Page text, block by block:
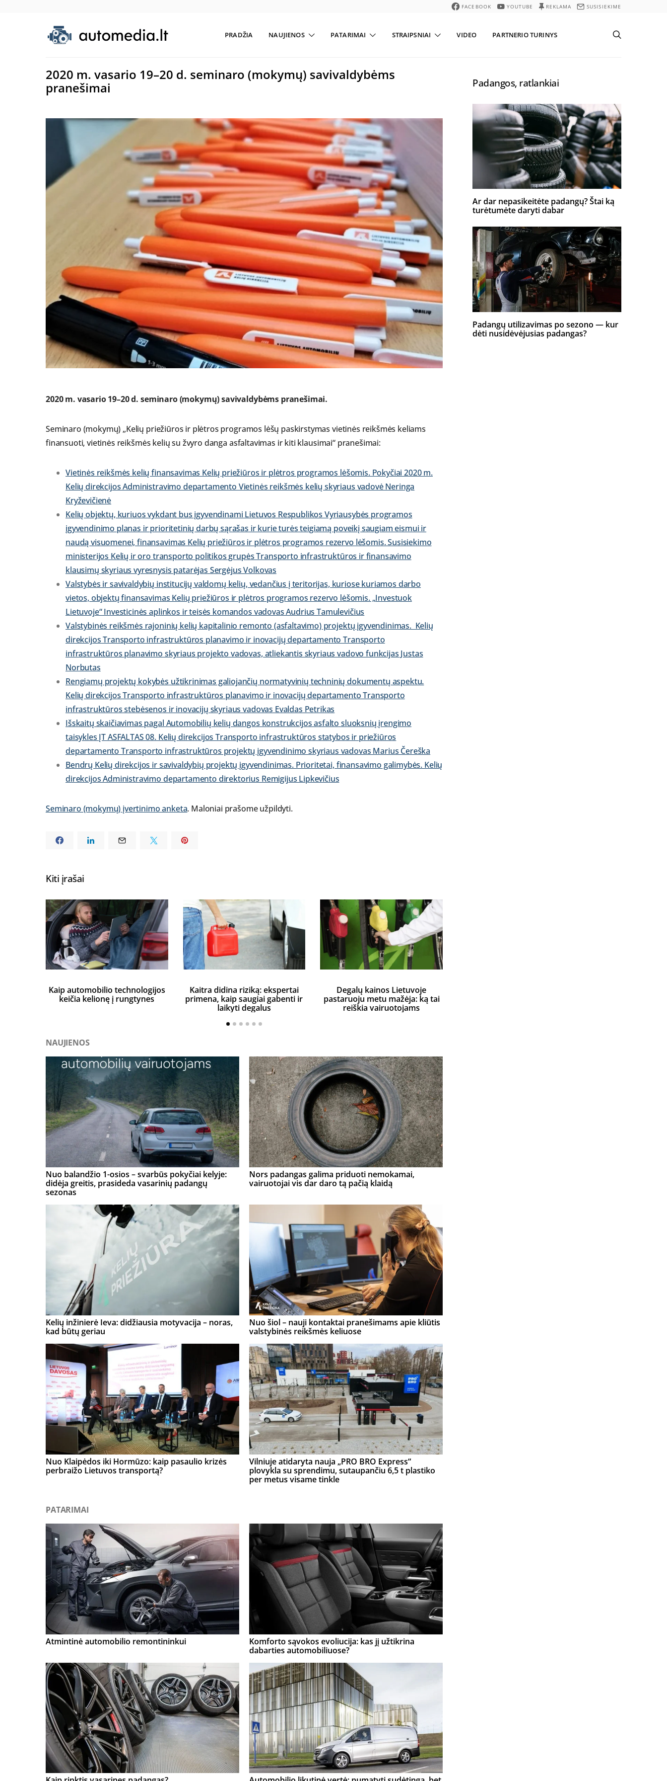
FACEBOOK YOUTUBE REKLAMA SUSISIEKIME
PRADŽIA NAUJIENOS PATARIMAI STRAIPSNIAI VIDEO PARTNERIO TURINYS
2020 m. vasario 19–20 d. seminaro (mokymų) savivaldybėms
pranešimai
2020 m. vasario 19–20 d. seminaro (mokymų) savivaldybėms pranešimai.
Seminaro (mokymų) „Kelių priežiūros ir plėtros programos lėšų paskirstymas vietinės reikšmės keliams
finansuoti, vietinės reikšmės kelių su žvyro danga asfaltavimas ir kiti klausimai“ pranešimai:
Vietinės reikšmės kelių finansavimas Kelių priežiūros ir plėtros programos lėšomis. Pokyčiai 2020 m.
Kelių direkcijos Administravimo departamento Vietinės reikšmės kelių skyriaus vadovė Neringa
Kryževičienė
Kelių objektų, kuriuos vykdant bus įgyvendinami Lietuvos Respublikos Vyriausybės programos
įgyvendinimo planas ir prioritetinių darbų sąrašas ir kurie turės teigiamą poveikį saugiam eismui ir
naudą visuomenei, finansavimas Kelių priežiūros ir plėtros programos rezervo lėšomis. Susisiekimo
ministerijos Kelių ir oro transporto politikos grupės Transporto infrastruktūros ir finansavimo
klausimų skyriaus vyresnysis patarėjas Sergėjus Volkovas
Valstybės ir savivaldybių institucijų valdomų kelių, vedančius į teritorijas, kuriose kuriamos darbo
vietos, objektų finansavimas Kelių priežiūros ir plėtros programos rezervo lėšomis. „Investuok
Lietuvoje“ Investicinės aplinkos ir teisės komandos vadovas Audrius Tamulevičius
Valstybinės reikšmės rajoninių kelių kapitalinio remonto (asfaltavimo) projektų įgyvendinimas. Kelių
direkcijos Transporto infrastruktūros planavimo ir inovacijų departamento Transporto
infrastruktūros planavimo skyriaus projekto vadovas, atliekantis skyriaus vadovo funkcijas Justas
Norbutas
Rengiamų projektų kokybės užtikrinimas galiojančių normatyvinių techninių dokumentų aspektu.
Kelių direkcijos Transporto infrastruktūros planavimo ir inovacijų departamento Transporto
infrastruktūros stebėsenos ir inovacijų skyriaus vadovas Evaldas Petrikas
Išskaitų skaičiavimas pagal Automobilių kelių dangos konstrukcijos asfalto sluoksnių įrengimo
taisykles ĮT ASFALTAS 08. Kelių direkcijos Transporto infrastruktūros statybos ir priežiūros
departamento Transporto infrastruktūros projektų įgyvendinimo skyriaus vadovas Marius Čereška
Bendrų Kelių direkcijos ir savivaldybių projektų įgyvendinimas. Prioritetai, finansavimo galimybės. Kelių
direkcijos Administravimo departamento direktorius Remigijus Lipkevičius
Seminaro (mokymų) įvertinimo anketa. Maloniai prašome užpildyti.
Kiti įrašai
Kaip automobilio technologijos
keičia kelionę į rungtynes
Kaitra didina riziką: ekspertai
primena, kaip saugiai gabenti ir
laikyti degalus
Degalų kainos Lietuvoje
pastaruoju metu mažėja: ką tai
reiškia vairuotojams
NAUJIENOS
Nuo balandžio 1-osios – svarbūs pokyčiai kelyje:
didėja greitis, prasideda vasarinių padangų
sezonas
Nors padangas galima priduoti nemokamai,
vairuotojai vis dar daro tą pačią klaidą
Kelių inžinierė Ieva: didžiausia motyvacija – noras,
kad būtų geriau
Nuo šiol – nauji kontaktai pranešimams apie kliūtis
valstybinės reikšmės keliuose
Nuo Klaipėdos iki Hormūzo: kaip pasaulio krizės
perbraižo Lietuvos transportą?
Vilniuje atidaryta nauja „PRO BRO Express“
plovykla su sprendimu, sutaupančiu 6,5 t plastiko
per metus visame tinkle
PATARIMAI
Atmintinė automobilio remontininkui
Komforto sąvokos evoliucija: kas jį užtikrina
dabarties automobiliuose?
Padangos, ratlankiai
Ar dar nepasikeitėte padangų? Štai ką
turėtumėte daryti dabar
Padangų utilizavimas po sezono — kur
dėti nusidėvėjusias padangas?